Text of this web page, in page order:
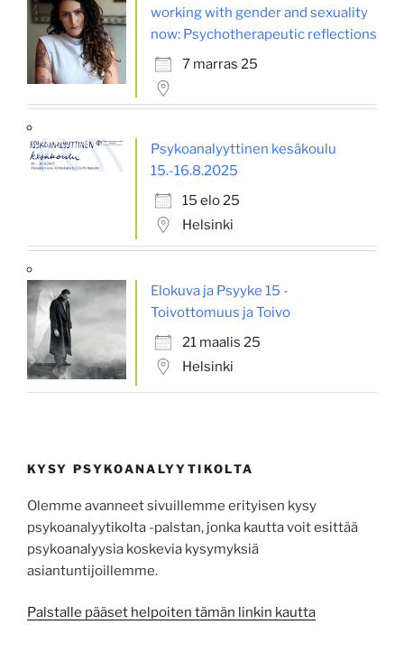
working with gender and sexuality
now: Psychotherapeutic reflections
7 marras 25
Psykoanalyyttinen kesäkoulu
15.-16.8.2025
15 elo 25
Helsinki
Elokuva ja Psyyke 15 -
Toivottomuus ja Toivo
21 maalis 25
Helsinki
KYSY PSYKOANALYYTIKOLTA
Olemme avanneet sivuillemme erityisen kysy
psykoanalyytikolta -palstan, jonka kautta voit esittää
psykoa­na­lyysia koskevia kysy­myksiä
asiantuntijoillemme.
Palstalle pääset helpoiten tämän linkin kautta